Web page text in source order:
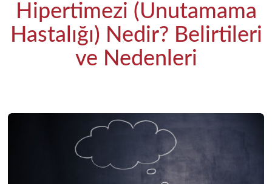
Hipertimezi (Unutamama
Hastalığı) Nedir? Belirtileri
ve Nedenleri